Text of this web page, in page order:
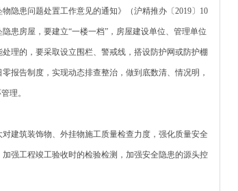
患问题处置工作意见的通知》（沪精推办〔2019〕10
患房屋，要建立“一楼一档”，房屋建设单位、管理单位
理的，要采取设立围栏、警戒线，搭设防护网或防护棚
报告制度，实现动态排查整治，做到底数清、情况明，
理。
筑装饰物、外挂物施工质量检查力度，强化质量安全
强工程竣工验收时的检验检测，加强安全隐患的源头控